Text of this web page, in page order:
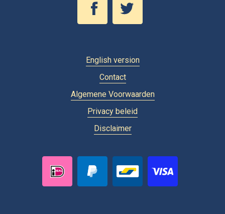
English version
Contact
Algemene Voorwaarden
Privacy beleid
Disclaimer